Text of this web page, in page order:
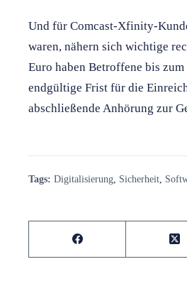
Und für Comcast-Xfinity-
waren, nähern sich wichtige
Euro haben Betroffene bis
endgültige Frist für die
abschließende Anhörung zur
Tags: Digitalisierung Sicherheit